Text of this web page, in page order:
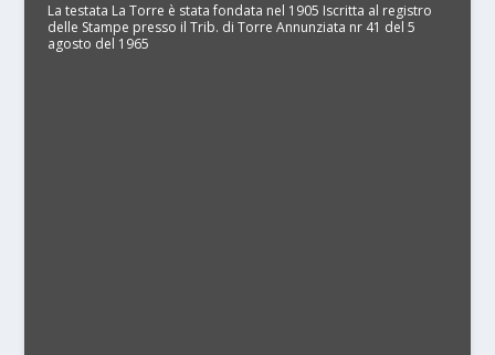
La testata La Torre è stata fondata nel 1905 Iscritta al registro
delle Stampe presso il Trib. di Torre Annunziata nr 41 del 5
agosto del 1965